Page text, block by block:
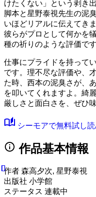
けたくない」という剥き
脚本と星野泰視先生の泥
いほどリアルに伝えてきま
彼らがプロとして何かを
種の祈りのような評価です
仕事にプライドを持って
です。理不尽な評価や、
た時、西本の泥臭さが、
を叩いてくれますよ。綺
厳しさと面白さを、ぜひ
auto_stories シーモアで無料試し
info 作品基本情報
作者 森高夕次, 星野泰視
出版社 小学館
ステータス 連載中